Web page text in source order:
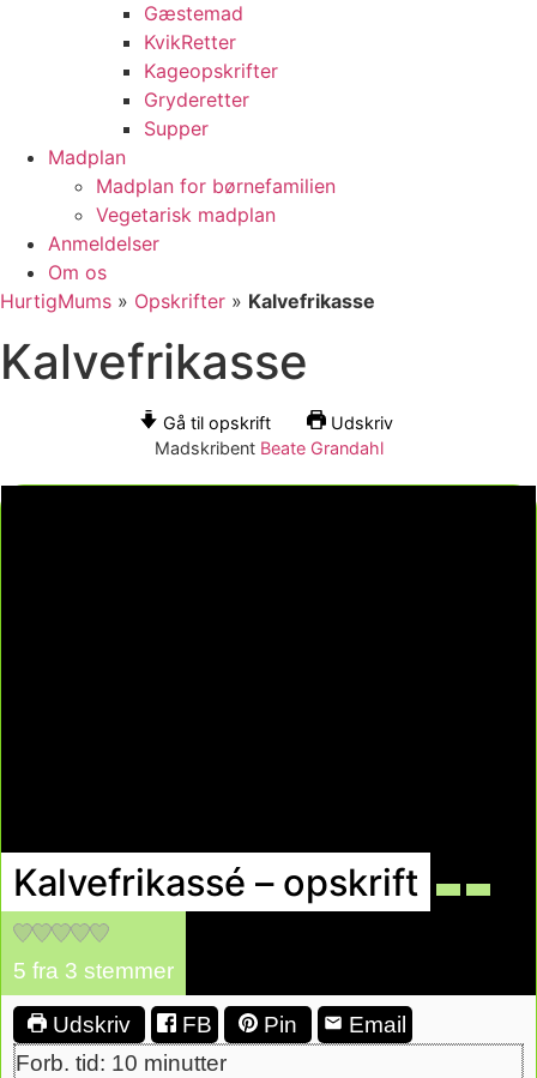
Gæstemad
KvikRetter
Kageopskrifter
Gryderetter
Supper
Madplan
Madplan for børnefamilien
Vegetarisk madplan
Anmeldelser
Om os
HurtigMums » Opskrifter » Kalvefrikasse
Kalvefrikasse
Gå til opskrift
Udskriv
Madskribent Beate Grandahl
Kalvefrikassé – opskrift
5 fra 3 stemmer
Udskriv FB Pin
Email
Forb. tid: 10 minutter
minutter